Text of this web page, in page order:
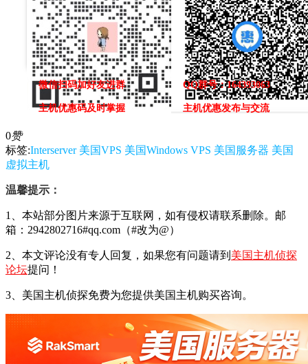
微信扫码加好友进群
主机优惠码及时掌握
QQ群号：164393063
主机优惠发布与交流
0赞
标签:Interserver 美国VPS 美国Windows VPS 美国服务器 美国
虚拟主机
温馨提示：
1、本站部分图片来源于互联网，如有侵权请联系删除。邮
箱：2942802716#qq.com（#改为@）
2、本文评论没有专人回复，如果您有问题请到 美国主机侦探
论坛提问！
3、美国主机侦探免费为您提供美国主机购买咨询。